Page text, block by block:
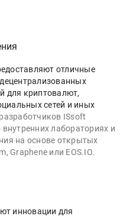
отличные
для криптовалют,
сетей и иных
ISsoft
лабораториях и
на основе открытых
Graphene или EOS.IO.
инновации для